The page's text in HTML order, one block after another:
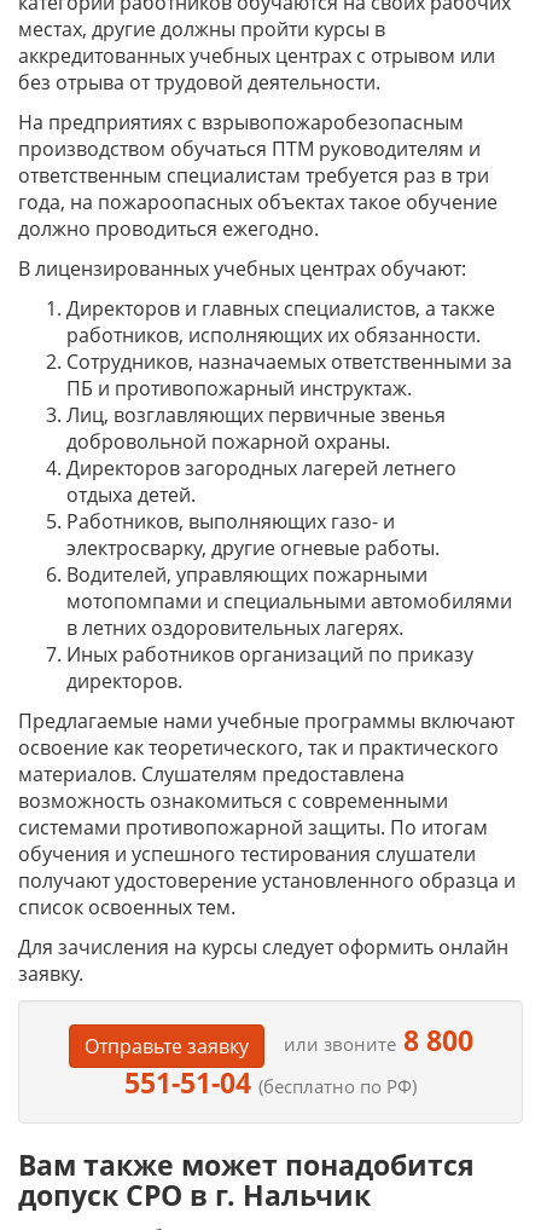
местах, другие должны пройти курсы в
аккредитованных учебных центрах с отрывом или
без отрыва от трудовой деятельности.
На предприятиях с взрывопожаробезопасным
производством обучаться ПТМ руководителям и
ответственным специалистам требуется раз в три
года, на пожароопасных объектах такое обучение
должно проводиться ежегодно.
В лицензированных учебных центрах обучают:
Директоров и главных специалистов, а также
работников, исполняющих их обязанности.
Сотрудников, назначаемых ответственными за
ПБ и противопожарный инструктаж.
Лиц, возглавляющих первичные звенья
добровольной пожарной охраны.
Директоров загородных лагерей летнего
отдыха детей.
Работников, выполняющих газо- и
электросварку, другие огневые работы.
Водителей, управляющих пожарными
мотопомпами и специальными автомобилями
в летних оздоровительных лагерях.
Иных работников организаций по приказу
директоров.
Предлагаемые нами учебные программы включают
освоение как теоретического, так и практического
материалов. Слушателям предоставлена
возможность ознакомиться с современными
системами противопожарной защиты. По итогам
обучения и успешного тестирования слушатели
получают удостоверение установленного образца и
список освоенных тем.
Для зачисления на курсы следует оформить онлайн
заявку.
Отправьте заявку или звоните8 800
551-51-04 (бесплатно по РФ)
Вам также может понадобится
допуск СРО в г. Нальчик